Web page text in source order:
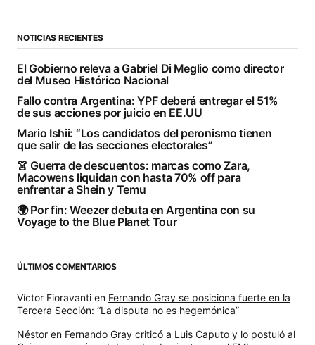
NOTICIAS RECIENTES
El Gobierno releva a Gabriel Di Meglio como director
del Museo Histórico Nacional
Fallo contra Argentina: YPF deberá entregar el 51%
de sus acciones por juicio en EE.UU
Mario Ishii: “Los candidatos del peronismo tienen
que salir de las secciones electorales”
👗 Guerra de descuentos: marcas como Zara,
Macowens liquidan con hasta 70% off para
enfrentar a Shein y Temu
🌍 Por fin: Weezer debuta en Argentina con su
Voyage to the Blue Planet Tour
ÚLTIMOS COMENTARIOS
Víctor Fioravanti en Fernando Gray se posiciona fuerte en la
Tercera Sección: “La disputa no es hegemónica”
Néstor en Fernando Gray criticó a Luis Caputo y lo postuló al